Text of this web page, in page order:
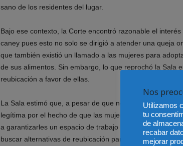
sano de los residentes del lugar.
Bajo ese contexto, la Corte encontró razonable el
caney pues esto no solo se dirigió a atender una queja
que también existió un llamado a las mujeres para
de sus alimentos. Sin embargo, lo que reprochó la Sala
reubicación a favor de ellas.
La Sala estimó que, a pesar de que no se encontrara
legítima por el hecho de que las mujeres habían
a garantizarles un espacio de trabajo atendiendo a sus
buscar alternativas de reubicación para que pudieran
Nos
Utilizamos
tu
de
recabar
mejorar